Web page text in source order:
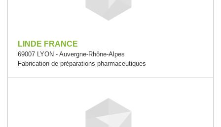
LINDE FRANCE
69007 LYON - Auvergne-Rhône-Alpes
Fabrication de préparations pharmaceutiques